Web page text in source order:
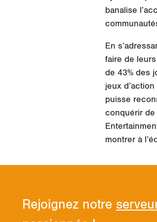
banalise
En
faire de
de 43% des
jeux
puisse
conquérir de
montrer à
Rejoignez notre